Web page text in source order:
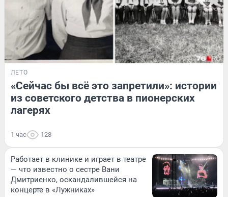
ЛЕТО
«Сейчас бы всё это запретили»: истории
из советского детства в пионерских
лагерях
1 час 128
Работает в клинике и играет в театре
— что известно о сестре Вани
Дмитриенко, оскандалившейся на
концерте в «Лужниках»